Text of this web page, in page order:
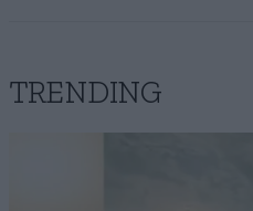
TRENDING